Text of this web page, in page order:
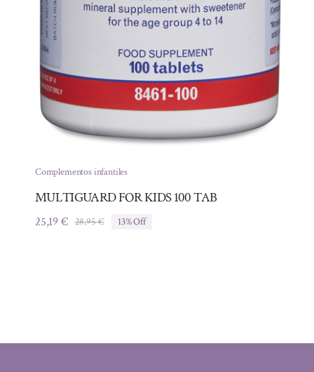
Complementos infantiles
MULTIGUARD FOR KIDS 100 TAB
28,95€El
25,19€
El
13% Off